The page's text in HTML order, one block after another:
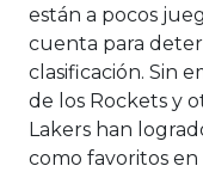
están a pocos
cuenta para
clasificación. Sin
de los Rockets y
Lakers han
como favoritos